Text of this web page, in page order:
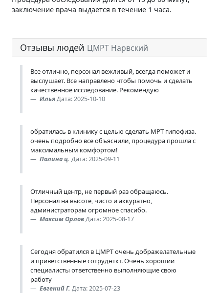
заключение врача выдается в течение 1 часа.
Отзывы людей ЦМРТ Нарвский
Все отлично, персонал вежливый, всегда поможет и
выслушает. Все направлено чтобы помочь и сделать
качественное исследование. Рекомендую
ИльяДата: 2025-10-10
обратилась в клинику с целью сделать МРТ гипофиза.
очень подробно все объяснили, процедура прошла с
максимальным комфортом!
Полина ц. Дата: 2025-09-11
Отличный центр, не первый раз обращаюсь.
Персонал на высоте, чисто и аккуратно,
администраторам огромное спасибо.
Максим ОрловДата: 2025-08-17
Сегодня обратился в ЦМРТ очень дображелательные
и приветственные сотруднткт. Очень хорошии
специалисты ответственно выполняющие свою
работу
Евгений Г. Дата: 2025-07-23